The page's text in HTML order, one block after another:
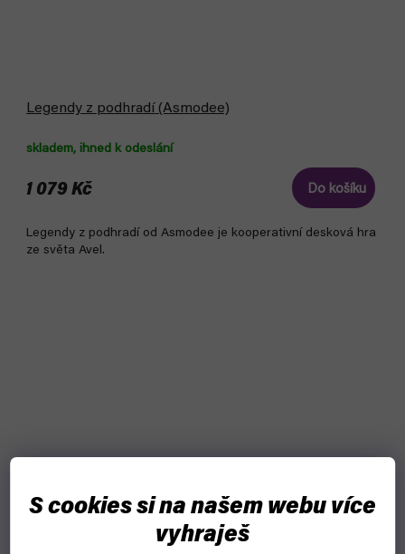
S cookies si na našem webu více
vyhraješ
Legendy z podhradí (Asmodee)
skladem, ihned k odeslání
1 079 Kč Do košíku
Legendy z podhradí od Asmodee je kooperativní desková hra
ze světa Avel.